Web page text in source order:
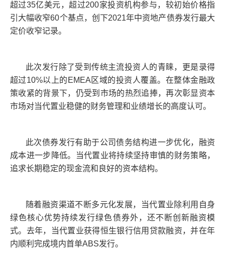
超过35亿美元，超过200家投资机构参与，较初始价格指
引大幅收窄60个基点，创下2021年中资地产债券发行最大
定价收窄记录。
此次发行除了受到传统主流投资人的青睐，更是录得
超过10%以上的EMEA区域的投资人覆盖。在整体金融政
策收紧的背景下，仍受到市场的热烈追捧，再次彰显资本
市场对当代置业稳健的财务管理和业绩增长的高度认可。
此次债券发行有助于公司债务结构进一步优化，融资
成本进一步降低。当代置业将持续坚持审慎的财务策略，
追求长期稳定的现金流和良好的资本结构。
随着融资渠道不断多元化发展，当代置业除利用自身
绿色核心优势持续发行绿色债券外，还不断创新融资模
式。去年，当代置业获得恒生银行信用贷款融资，并在年
内顺利完成境内首单ABS发行。